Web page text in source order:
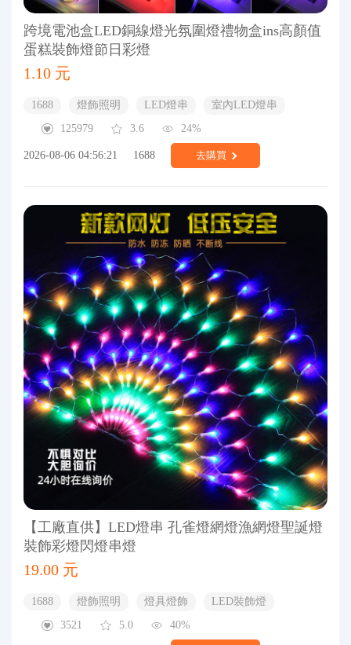
跨境電池盒LED銅線燈光氛圍燈禮物盒ins高顏值
蛋糕裝飾燈節日彩燈
1.10 元
1688 燈飾照明 LED燈串
室內LED燈串
125979
3.6 24%
2026-08-06 04:56:21 1688 去購買
【工廠直供】LED燈串 孔雀燈網燈漁網燈聖誕燈
裝飾彩燈閃燈串燈
19.00 元
1688 燈飾照明 燈具燈飾
LED裝飾燈
3521
5.0 40%